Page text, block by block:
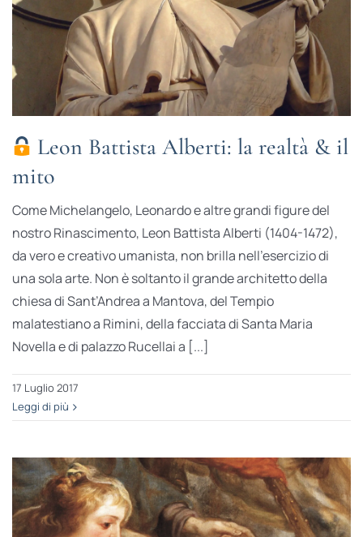
Leon Battista Alberti: la realtà & il
mito
Come Michelangelo, Leonardo e altre grandi figure del
nostro Rinascimento, Leon Battista Alberti (1404-1472),
da vero e creativo umanista, non brilla nell’esercizio di
una sola arte. Non è soltanto il grande architetto della
chiesa di Sant’Andrea a Mantova, del Tempio
malatestiano a Rimini, della facciata di Santa Maria
Novella e di palazzo Rucellai a [...]
17 Luglio 2017
Leggi di più